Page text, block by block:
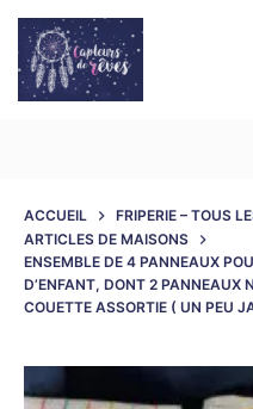
ACCUEIL FRIPERIE – TOUS
ARTICLES DE MAISONS
ENSEMBLE DE 4 PANNEAUX
D’ENFANT, DONT 2 PANNEAUX
COUETTE ASSORTIE ( UN PEU